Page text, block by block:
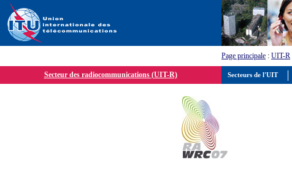
Page principale : UIT-R
Secteur des radiocommunications (UIT-R) Secteurs de l'UIT